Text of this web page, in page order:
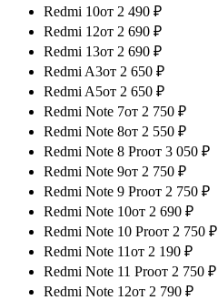
Redmi 10от 2 490 ₽
Redmi 12от 2 690 ₽
Redmi 13от 2 690 ₽
Redmi A3от 2 650 ₽
Redmi A5от 2 650 ₽
Redmi Note 7от 2 750 ₽
Redmi Note 8от 2 550 ₽
Redmi Note 8 Proот 3 050 ₽
Redmi Note 9от 2 750 ₽
Redmi Note 9 Proот 2 750 ₽
Redmi Note 10от 2 690 ₽
Redmi Note 10 Proот 2 750 ₽
Redmi Note 11от 2 190 ₽
Redmi Note 11 Proот 2 750 ₽
Redmi Note 12от 2 790 ₽